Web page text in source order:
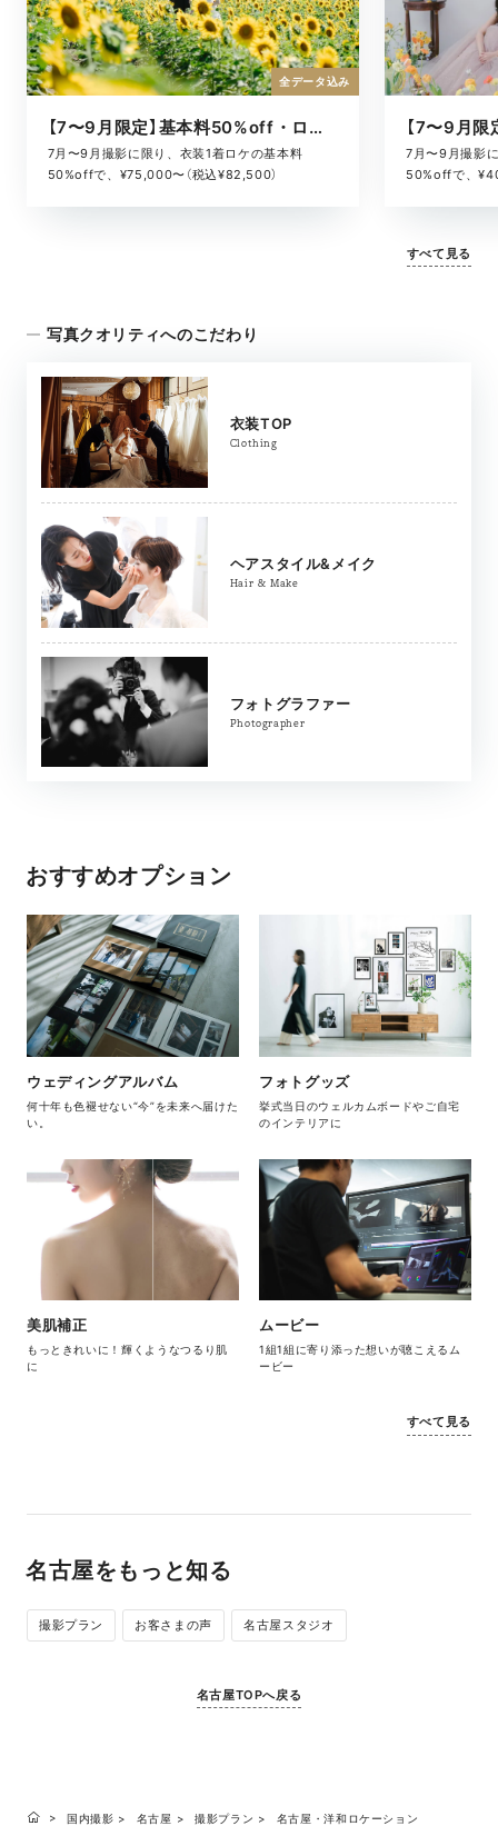
【7〜9月限定】基本料50%off・ロケキャンペーン
7月〜9月撮影に限り、衣装1着ロケの基本料
50%offで、¥75,000〜（税込¥82,500）
全データ込み
7月〜9月撮影
50%offで、
すべて見る
写真クオリティへのこだわり
衣装TOP
Clothing
ヘアスタイル&メイク
Hair & Make
フォトグラファー
Photographer
おすすめオプション
ウェディングアルバム
何十年も色褪せない“今”を未来へ届けた
い。
フォトグッズ
挙式当日のウェルカムボードやご自宅
のインテリアに
美肌補正
もっときれいに！輝くようなつるり肌
に
ムービー
1組1組に寄り添った想いが聴こえるム
ービー
すべて見る
名古屋をもっと知る
撮影プラン お客さまの声 名古屋スタジオ
名古屋TOPへ戻る
国内撮影 名古屋 撮影プラン 名古屋・洋和ロケーション